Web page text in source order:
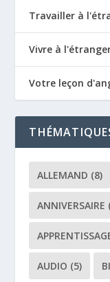
Travailler à
Vivre à
Votre leçon
ALLEMAND (8)
ANNIVERSAIRE
AUDIO (5)